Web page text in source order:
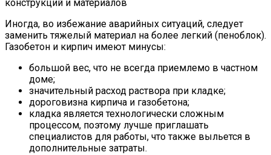
Иногда, во избежание аварийных ситуаций, следует
заменить тяжелый материал на более легкий (пеноблок).
Газобетон и кирпич имеют минусы:
большой вес, что не всегда приемлемо в частном
доме;
значительный расход раствора при кладке;
дороговизна кирпича и газобетона;
кладка является технологически сложным
процессом, поэтому лучше приглашать
специалистов для работы, что также выльется в
дополнительные затраты.